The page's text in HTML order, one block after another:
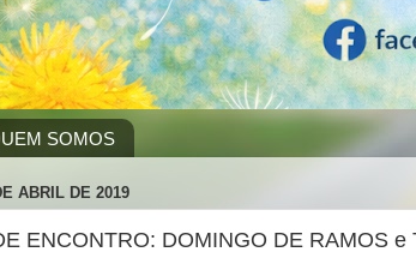
SOMOS
ABRIL DE 2019
ENCONTRO: DOMINGO DE RAMOS e